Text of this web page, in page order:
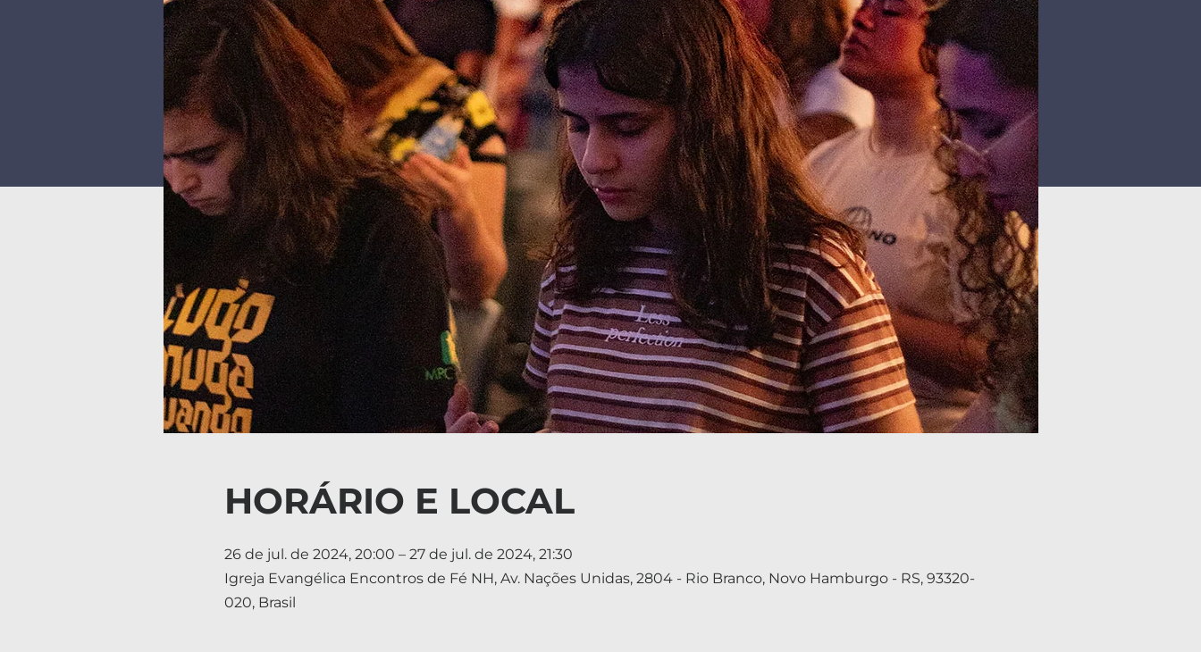
HORÁRIO E LOCAL
26 de jul. de 2024, 20:00 – 27 de jul. de 2024, 21:30
Igreja Evangélica Encontros de Fé NH, Av. Nações Unidas, 2804 - Rio Branco, Novo Hamburgo - RS, 93320-
020, Brasil